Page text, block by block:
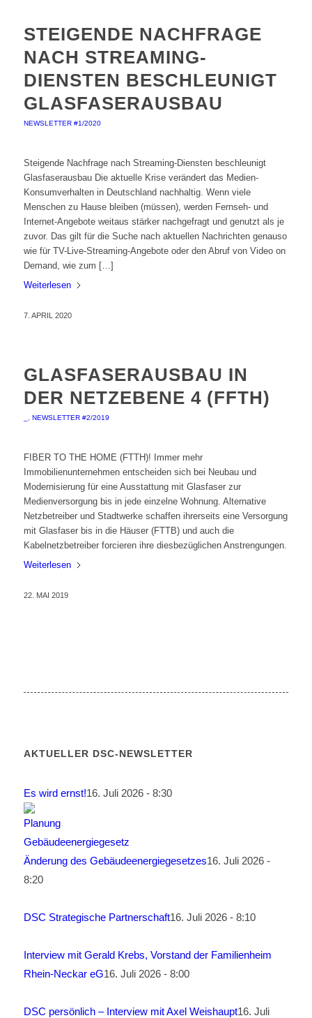
STEIGENDE NACHFRAGE
NACH STREAMING-
DIENSTEN BESCHLEUNIGT
GLASFASERAUSBAU
NEWSLETTER #1/2020
Steigende Nachfrage nach Streaming-Diensten beschleunigt
Glasfaserausbau Die aktuelle Krise verändert das Medien-
Konsumverhalten in Deutschland nachhaltig. Wenn viele
Menschen zu Hause bleiben (müssen), werden Fernseh- und
Internet-Angebote weitaus stärker nachgefragt und genutzt als je
zuvor. Das gilt für die Suche nach aktuellen Nachrichten genauso
wie für TV-Live-Streaming-Angebote oder den Abruf von Video on
Demand, wie zum […]
Weiterlesen
7. APRIL 2020
GLASFASERAUSBAU IN
DER NETZEBENE 4 (FFTH)
NEWSLETTER #2/2019
FIBER TO THE HOME (FTTH)! Immer mehr
Immobilienunternehmen entscheiden sich bei Neubau und
Modernisierung für eine Ausstattung mit Glasfaser zur
Medienversorgung bis in jede einzelne Wohnung. Alternative
Netzbetreiber und Stadtwerke schaffen ihrerseits eine Versorgung
mit Glasfaser bis in die Häuser (FTTB) und auch die
Kabelnetzbetreiber forcieren ihre diesbezüglichen Anstrengungen.
Weiterlesen
22. MAI 2019
AKTUELLER DSC-NEWSLETTER
Es wird ernst!16. Juli 2026 - 8:30
Änderung des Gebäudeenergiegesetzes16. Juli 2026 -
8:20
DSC Strategische Partnerschaft16. Juli 2026 - 8:10
Interview mit Gerald Krebs, Vorstand der Familienheim
Rhein-Neckar eG16. Juli 2026 - 8:00
DSC persönlich – Interview mit Axel Weishaupt16. Juli